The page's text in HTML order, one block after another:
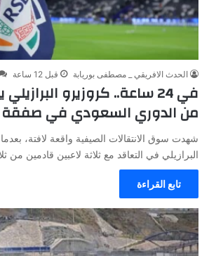
الحدث الافريقي _ مصطفى بوريابة قبل 12 ساعة
من الدوري السعودي في
شهدت سوق الانتقالات الصيفية واقعة لافتة،
البرازيلي في التعاقد مع ثلاثة لاعبين قادمين من
تابع القراءة